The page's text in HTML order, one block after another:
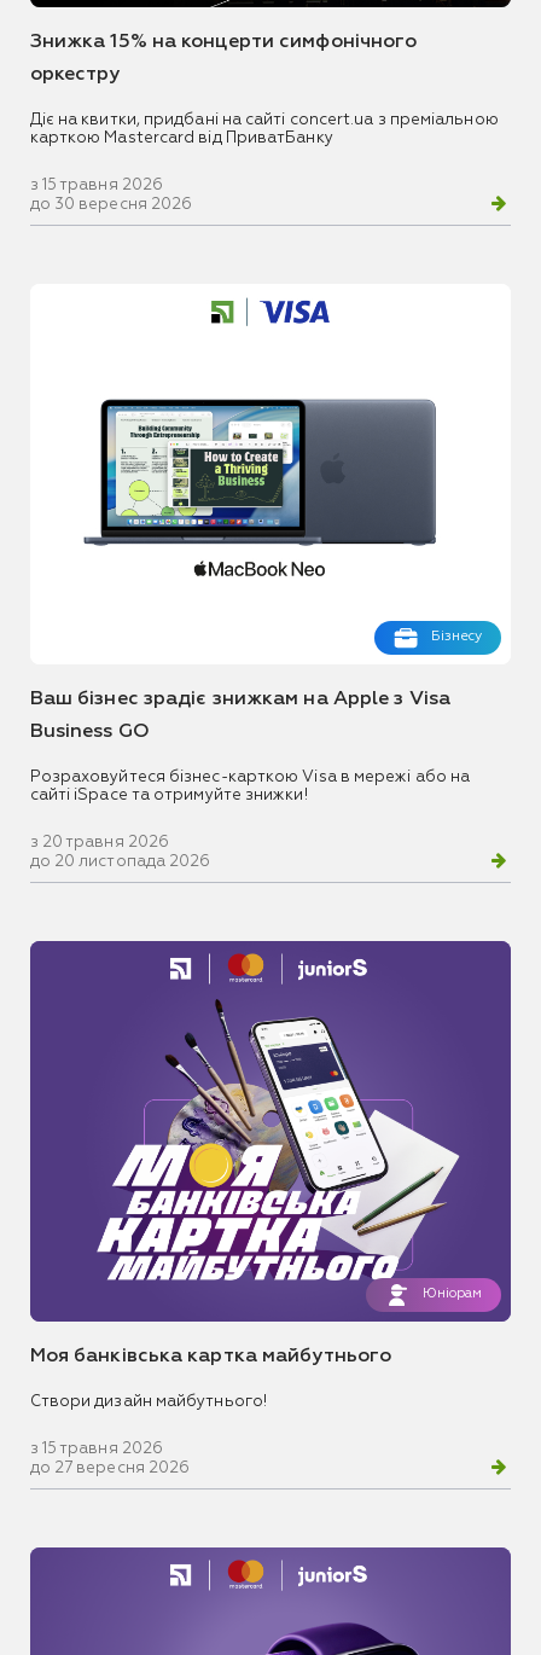
Знижка 15% на концерти симфонічного
оркестру
Діє на квитки, придбані на сайті concert.ua з преміальною
карткою Mastercard від ПриватБанку
з 15 травня 2026
до 30 вересня 2026
Бізнесу
Ваш бізнес зрадіє знижкам на Apple з Visa
Business GO
Розраховуйтеся бізнес-карткою Visa в мережі або на
сайті iSpace та отримуйте знижки!
з 20 травня 2026
до 20 листопада 2026
Юніорам
Моя банківська картка майбутнього
Створи дизайн майбутнього!
з 15 травня 2026
до 27 вересня 2026